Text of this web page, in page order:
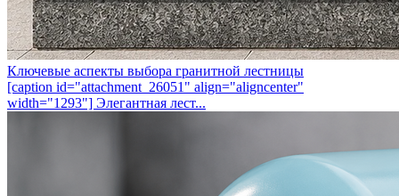
Ключевые аспекты выбора гранитной лестницы
[caption id="attachment_26051" align="aligncenter"
width="1293"] Элегантная лест...